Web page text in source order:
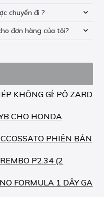
chuyển đi ?
đơn hàng của tôi?
KHÔNG GỈ: PÔ ZARD
CHO HONDA
PHIÊN BẢN
P2.34 (2
FORMULA 1 DÂY GA